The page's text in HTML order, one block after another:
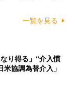
一覧を見る
り得る」“介入慣
協調為替介入」